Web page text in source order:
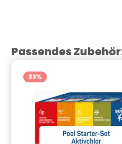
Produktgalerie überspringen
Passendes
33%